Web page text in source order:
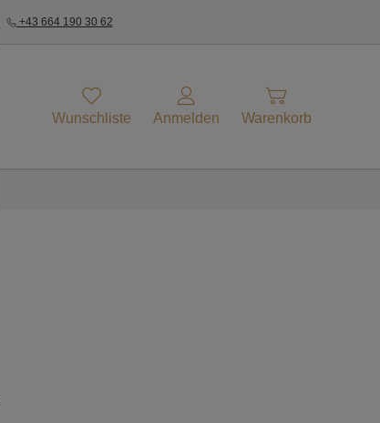
+43 664 190 30 62
Wunschliste Anmelden Warenkorb